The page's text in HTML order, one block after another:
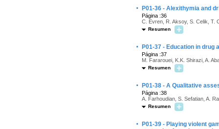
· P01-36 - Alexithymia and
Página :36
C. Evren, R. Aksoy, S. Celik, T.
Resumen
· P01-37 - Education in
Página :37
M. Fararouei, K.K. Shirazi, A.
Resumen
· P01-38 - A Qualitative
Página :38
A. Farhoudian, S. Sefatian, A.
Resumen
·
P01-39 - Playing violent